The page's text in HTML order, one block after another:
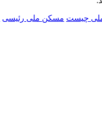
چیست مسکن ملی رئیسی